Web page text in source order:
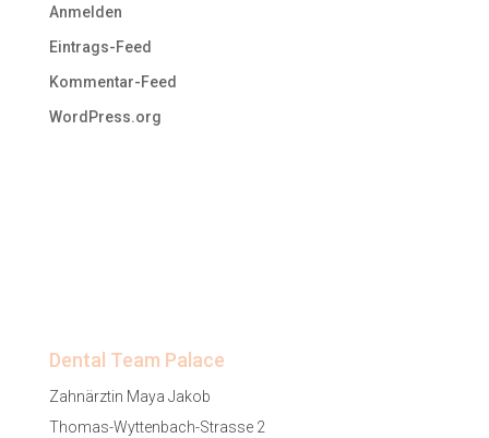
Anmelden
Eintrags-Feed
Kommentar-Feed
WordPress.org
Dental Team Palace
Zahnärztin Maya Jakob
Thomas-Wyttenbach-Strasse 2